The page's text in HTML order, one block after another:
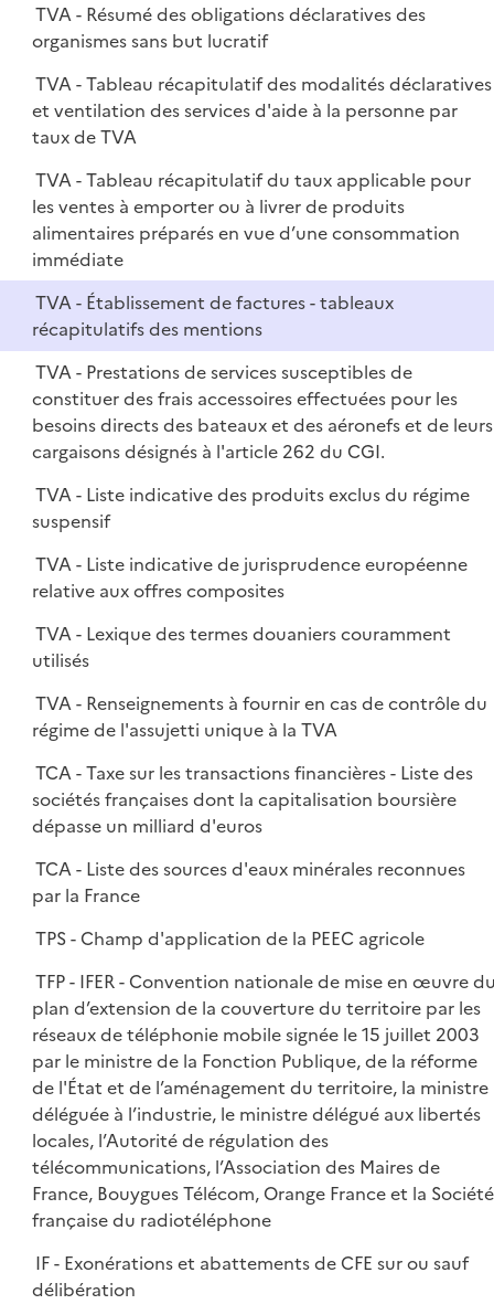
TVA - Résumé des obligations déclaratives des
organismes sans but lucratif
TVA - Tableau récapitulatif des modalités déclaratives
et ventilation des services d'aide à la personne par
taux de TVA
TVA - Tableau récapitulatif du taux applicable pour
les ventes à emporter ou à livrer de produits
alimentaires préparés en vue d’une consommation
immédiate
TVA - Établissement de factures - tableaux
récapitulatifs des mentions
TVA - Prestations de services susceptibles de
constituer des frais accessoires effectuées pour les
besoins directs des bateaux et des aéronefs et de leurs
cargaisons désignés à l'article 262 du CGI.
TVA - Liste indicative des produits exclus du régime
suspensif
TVA - Liste indicative de jurisprudence européenne
relative aux offres composites
TVA - Lexique des termes douaniers couramment
utilisés
TVA - Renseignements à fournir en cas de contrôle du
régime de l'assujetti unique à la TVA
TCA - Taxe sur les transactions financières - Liste des
sociétés françaises dont la capitalisation boursière
dépasse un milliard d'euros
TCA - Liste des sources d'eaux minérales reconnues
par la France
TPS - Champ d'application de la PEEC agricole
TFP - IFER - Convention nationale de mise en œuvre
plan d’extension de la couverture du territoire par les
réseaux de téléphonie mobile signée le 15 juillet 2003
par le ministre de la Fonction Publique, de la réforme
de l'État et de l’aménagement du territoire, la ministre
déléguée à l’industrie, le ministre délégué aux libertés
locales, l’Autorité de régulation des
télécommunications, l’Association des Maires de
France, Bouygues Télécom, Orange France et la Société
française du radiotéléphone
IF - Exonérations et abattements de CFE sur ou sauf
délibération